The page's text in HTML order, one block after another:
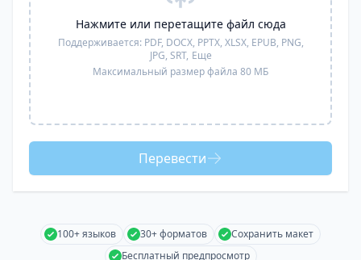
Нажмите или перетащите файл сюда
Поддерживается: PDF, DOCX, PPTX, XLSX, EPUB, PNG,
JPG, SRT, Еще
Максимальный размер файла 80 МБ
Перевести
100+ языков 30+ форматов
Сохранить макет
Бесплатный предпросмотр